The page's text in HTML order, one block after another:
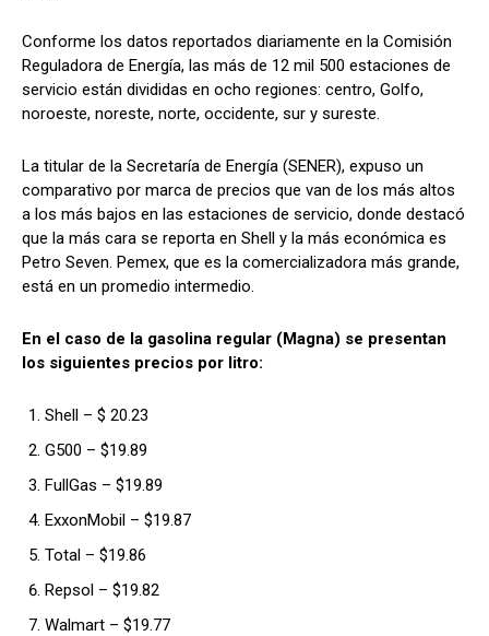
Conforme los datos reportados diariamente en la Comisión
Reguladora de Energía, las más de 12 mil 500 estaciones de
servicio están divididas en ocho regiones: centro, Golfo,
noroeste, noreste, norte, occidente, sur y sureste.
La titular de la Secretaría de Energía (SENER), expuso un
comparativo por marca de precios que van de los más altos
a los más bajos en las estaciones de servicio, donde destacó
que la más cara se reporta en Shell y la más económica es
Petro Seven. Pemex, que es la comercializadora más grande,
está en un promedio intermedio.
En el caso de la gasolina regular (Magna) se presentan
los siguientes precios por litro:
Shell – $ 20.23
G500 – $19.89
FullGas – $19.89
ExxonMobil – $19.87
Total – $19.86
Repsol – $19.82
Walmart – $19.77